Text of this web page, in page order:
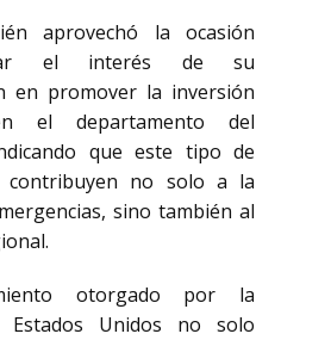
aprovechó la ocasión
el interés de su
en promover la inversión
el departamento del
que este tipo de
contribuyen no solo a la
sino también al
otorgado por la
Estados Unidos no solo